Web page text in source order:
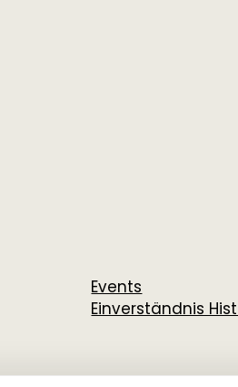
Events
Einverständnis